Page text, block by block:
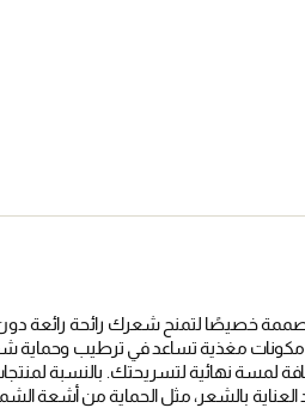
خصيصًا لتمنح شعرك رائحة رائعة
مكونات مغذية تساعد في ترطيب وحماية
بالشعر، مثل الحماية من أشعة